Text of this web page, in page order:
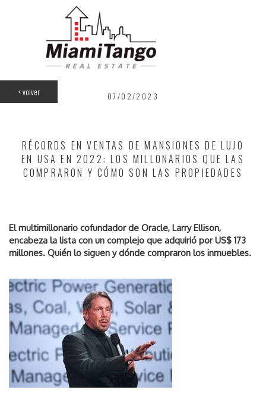
<volver 07/02/2023
RÉCORDS EN VENTAS DE MANSIONES DE LUJO
EN USA EN 2022: LOS MILLONARIOS QUE LAS
COMPRARON Y CÓMO SON LAS PROPIEDADES
El multimillonario cofundador de Oracle, Larry Ellison,
encabeza la lista con un complejo que adquirió por US$ 173
millones. Quién lo siguen y dónde compraron los inmuebles.